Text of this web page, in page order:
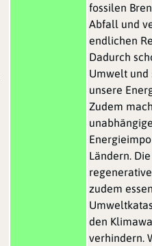
fossilen
Abfall und
endlichen
Dadurch
Umwelt
unsere
Zudem
Ländern.
zudem
den
verhindern.